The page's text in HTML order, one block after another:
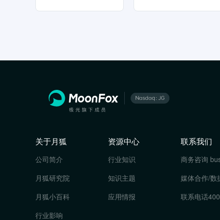
关于月狐
公司简介
月狐研究院
月狐小百科
行业影响
资源中心
行业知识
知识主题
应用情报
联系我们
商务咨询
媒体合作/数
联系电话